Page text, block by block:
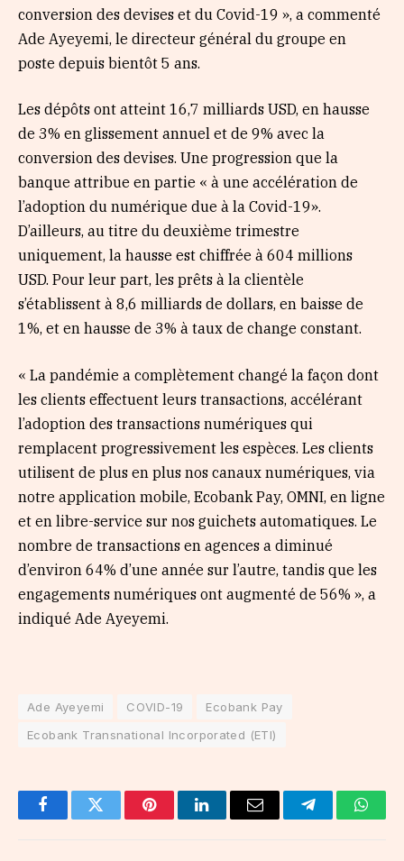
conversion des devises et du Covid-19 », a commenté
Ade Ayeyemi, le directeur général du groupe en
poste depuis bientôt 5 ans.
Les dépôts ont atteint 16,7 milliards USD, en hausse
de 3% en glissement annuel et de 9% avec la
conversion des devises. Une progression que la
banque attribue en partie « à une accélération de
l’adoption du numérique due à la Covid-19».
D’ailleurs, au titre du deuxième trimestre
uniquement, la hausse est chiffrée à 604 millions
USD. Pour leur part, les prêts à la clientèle
s’établissent à 8,6 milliards de dollars, en baisse de
1%, et en hausse de 3% à taux de change constant.
« La pandémie a complètement changé la façon dont
les clients effectuent leurs transactions, accélérant
l’adoption des transactions numériques qui
remplacent progressivement les espèces. Les clients
utilisent de plus en plus nos canaux numériques, via
notre application mobile, Ecobank Pay, OMNI, en ligne
et en libre-service sur nos guichets automatiques. Le
nombre de transactions en agences a diminué
d’environ 64% d’une année sur l’autre, tandis que les
engagements numériques ont augmenté de 56% », a
indiqué Ade Ayeyemi.
Ade Ayeyemi COVID-19
Ecobank Pay
Ecobank Transnational Incorporated (ETI)
FacebookTwitter PinterestLinkedInEmail Telegram